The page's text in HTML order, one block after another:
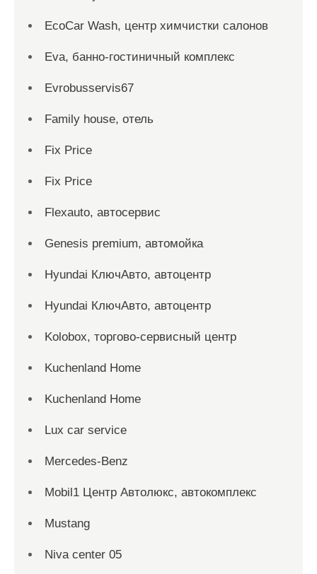
EcoCar Wash, центр химчистки салонов
Eva, банно-гостиничный комплекс
Evrobusservis67
Family house, отель
Fix Price
Fix Price
Flexauto, автосервис
Genesis premium, автомойка
Hyundai КлючАвто, автоцентр
Hyundai КлючАвто, автоцентр
Kolobox, торгово-сервисный центр
Kuchenland Home
Kuchenland Home
Lux car service
Mercedes-Benz
Mobil1 Центр Автолюкс, автокомплекс
Mustang
Niva center 05